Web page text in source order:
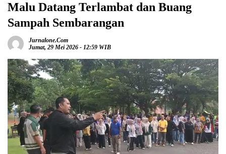
Malu Datang Terlambat dan Buang
Sampah Sembarangan
Jurnalone.com
Jumat, 29 Mei 2026 - 12:59 WIB